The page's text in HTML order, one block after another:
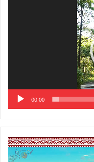
00:00
Video
Player